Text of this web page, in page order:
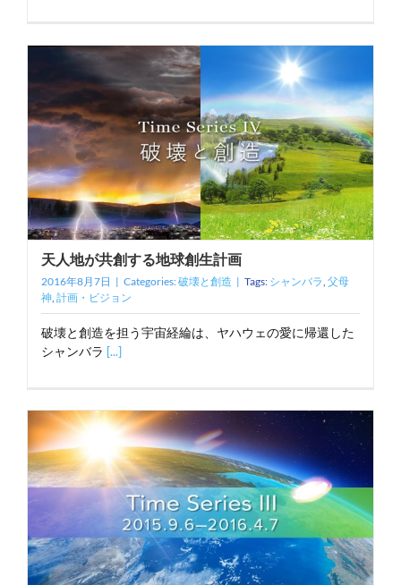
天人地が共創する地球創生計画
2016年8月7日 | Categories:破壊と創造 | Tags: シャンバラ, 父母
神, 計画・ビジョン
破壊と創造を担う宇宙経綸は、ヤハウェの愛に帰還した
シャンバラ [...]